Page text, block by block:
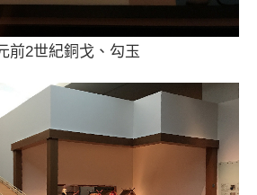
前2世紀銅戈、勾玉